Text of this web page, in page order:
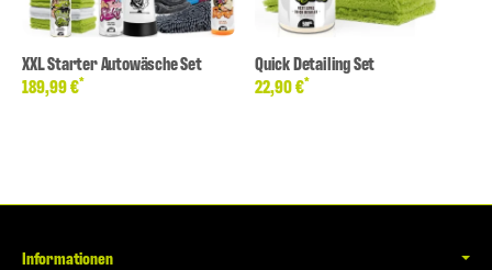
XXL Starter Autowäsche Set
189,99 €*
Quick Detailing Set
22,90 €*
Informationen